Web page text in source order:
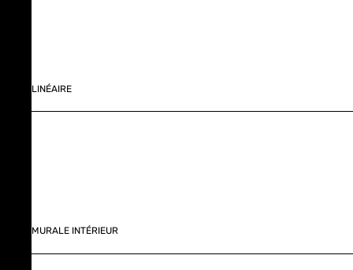
LINÉAIRE
MURALE INTÉRIEUR